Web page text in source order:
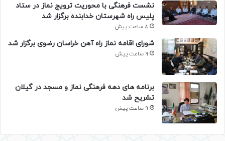
نشست فرهنگی با محوریت ترویج نماز در ستاد
پلیس راه شهرستان خدابنده برگزار شد
8 ساعت پیش
شورای اقامه نماز راه آهن خراسان رضوی برگزار شد
9 ساعت پیش
برنامه های دهه فرهنگی نماز و مسجد در گیلان
تشریح شد
9 ساعت پیش